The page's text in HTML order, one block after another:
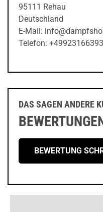
95111 Rehau
Deutschland
E-Mail:
Telefon:
DAS SAGEN ANDERE
BEWERTUNG